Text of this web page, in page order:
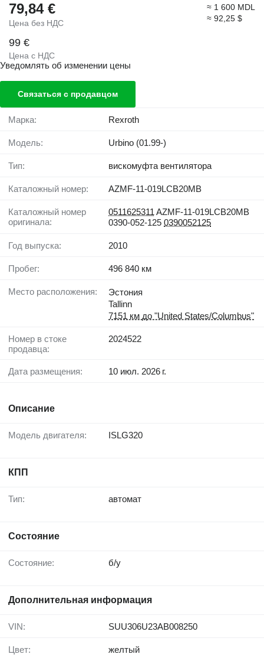
79,84 €
Цена без НДС
≈ 1 600 MDL
≈ 92,25 $
99 €
Цена с НДС
Уведомлять об изменении цены
Связаться с продавцом
Марка: Rexroth
Модель: Urbino (01.99-)
Тип: вискомуфта вентилятора
Каталожный номер: AZMF-11-019LCB20MB
Каталожный номер
оригинала:
0511625311 AZMF-11-019LCB20MB
0390-052-125 0390052125
Год выпуска: 2010
Пробег: 496 840 км
Место расположения:
Эстония
Tallinn
7151 км до "United States/Columbus"
Номер в стоке
продавца:
2024522
Дата размещения: 10 июл. 2026 г.
Описание
Модель двигателя: ISLG320
КПП
Тип: автомат
Состояние
Состояние: б/у
Дополнительная информация
VIN: SUU306U23AB008250
Цвет: желтый